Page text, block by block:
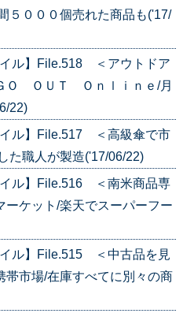
５０００個売れた商品も('17/
イル】File.518 ＜アウトドア
Ｏ ＯＵＴ Ｏｎｌｉｎｅ/月
22)
イル】File.517 ＜高級傘で市
た職人が製造('17/06/22)
イル】File.516 ＜南米商品専
ーケット/楽天でスーパーフー
イル】File.515 ＜中古品を見
帯市場/在庫すべてに別々の商